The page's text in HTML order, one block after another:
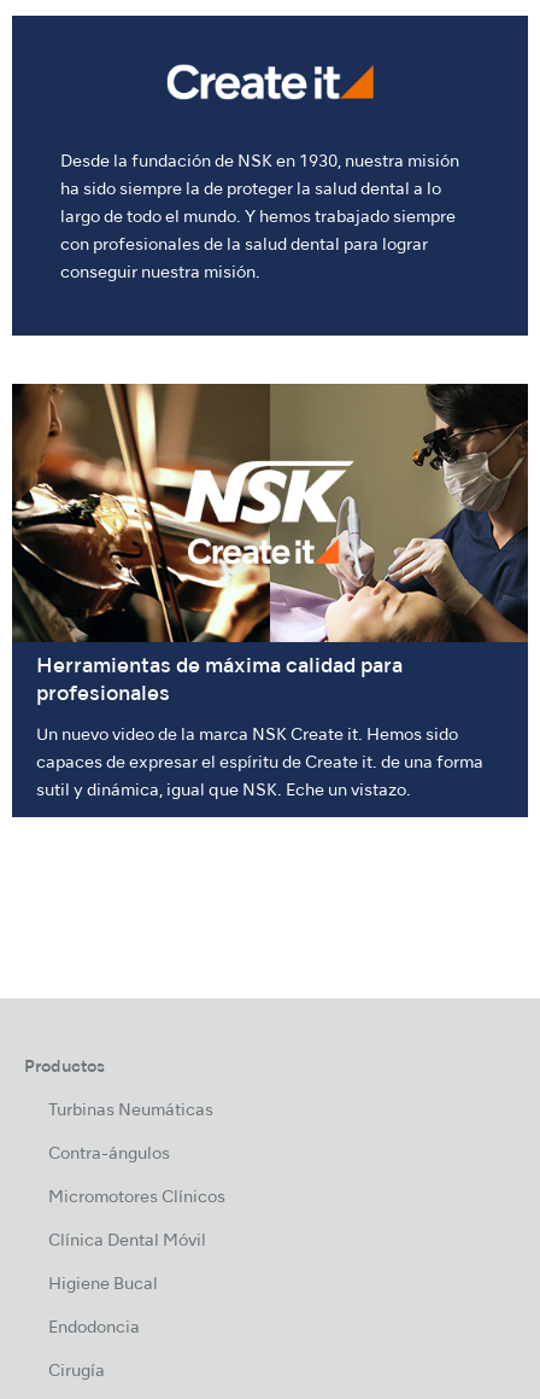
Desde la fundación de NSK en 1930, nuestra misión
ha sido siempre la de proteger la salud dental a lo
largo de todo el mundo. Y hemos trabajado siempre
con profesionales de la salud dental para lograr
conseguir nuestra misión.
Herramientas de máxima calidad para
profesionales
Un nuevo video de la marca NSK Create it. Hemos sido
capaces de expresar el espíritu de Create it. de una forma
sutil y dinámica, igual que NSK. Eche un vistazo.
Productos
Turbinas Neumáticas
Contra-ángulos
Micromotores Clínicos
Clínica Dental Móvil
Higiene Bucal
Endodoncia
Cirugía